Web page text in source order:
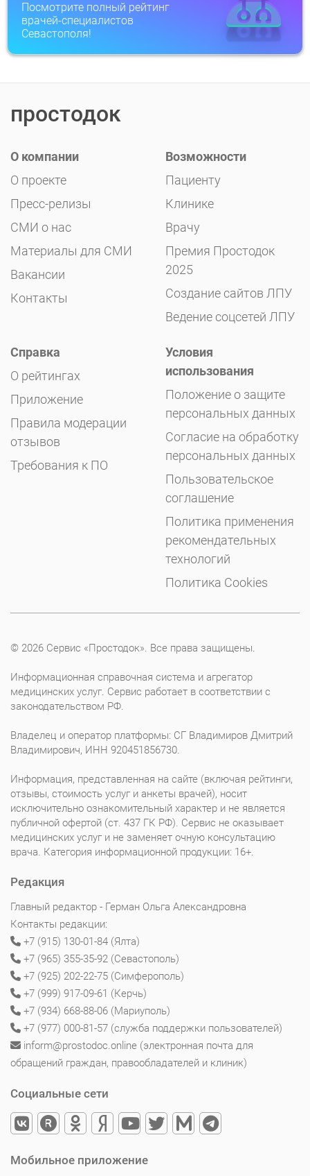
Посмотрите полный рейтинг
врачей-специалистов
Севастополя!
простодок
О компании
О проекте
Пресс-релизы
СМИ о нас
Материалы для СМИ
Вакансии
Контакты
Возможности
Пациенту
Клинике
Врачу
Премия Простодок
2025
Создание сайтов ЛПУ
Ведение соцсетей ЛПУ
Справка
О рейтингах
Приложение
Правила модерации
отзывов
Требования к ПО
Условия
использования
Положение о защите
персональных данных
Согласие на обработку
персональных данных
Пользовательское
соглашение
Политика применения
рекомендательных
технологий
Политика Cookies
© 2026 Сервис «Простодок». Все права защищены.
Информационная справочная система и агрегатор
медицинских услуг. Сервис работает в соответствии с
законодательством РФ.
Владелец и оператор платформы: СГ Владимиров Дмитрий
Владимирович, ИНН 920451856730.
Информация, представленная на сайте (включая рейтинги,
отзывы, стоимость услуг и анкеты врачей), носит
исключительно ознакомительный характер и не является
публичной офертой (ст. 437 ГК РФ). Сервис не оказывает
медицинских услуг и не заменяет очную консультацию
врача. Категория информационной продукции: 16+.
Редакция
Главный редактор - Герман Ольга Александровна
Контакты редакции:
+7 (915) 130-01-84 (Ялта)
+7 (965) 355-35-92 (Севастополь)
+7 (925) 202-22-75 (Симферополь)
+7 (999) 917-09-61 (Керчь)
+7 (934) 668-88-06 (Мариуполь)
+7 (977) 000-81-57 (служба поддержки пользователей)
inform@prostodoc.online (электронная почта для
обращений граждан, правообладателей и клиник)
Социальные сети
Мобильное приложение